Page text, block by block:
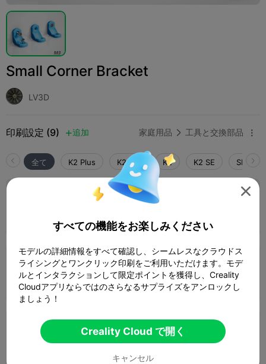
Small Corner Bracket
LV3D
印刷設定 (9) 追加 家庭用品  工具と交換部品 
全て K2 Plus K2 Pro K2 K2 SE
0.2mm layer, 3 walls, 20% infill PLA M4
5.0
0.2mm layer, 3 walls, 20% infill
 13m 37s  1 プレート  1.98g
M4 - 0.2mm layer, 2 walls, 10% infill - M4
1 プレート

すべての機能をお楽しみください
モデルの詳細情報をすべて確認し、シームレスなクラウドス
ライシングとワンクリック印刷をご利用いただけます。モデ
ルとインタラクションして限定ポイントを獲得し、Creality
Cloudアプリならではのさらなるサプライズをアンロックし
ましょう！
Creality Cloud で開く
キャンセル